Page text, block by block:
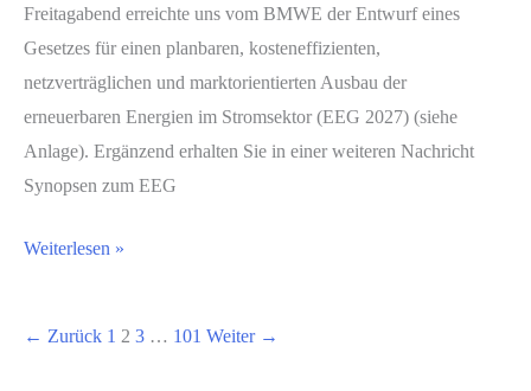
–
RL-
Entwurf
Wasserspeicher
und
Bewässerungsinfrastruktur
Freitagabend erreichte uns vom BMWE der Entwurf eines
Gesetzes für einen planbaren, kosteneffizienten,
netzverträglichen und marktorientierten Ausbau der
erneuerbaren Energien im Stromsektor (EEG 2027) (siehe
Anlage). Ergänzend erhalten Sie in einer weiteren Nachricht
Synopsen zum EEG
NST-
Weiterlesen »
← Zurück 1 2 3 … 101 Weiter →